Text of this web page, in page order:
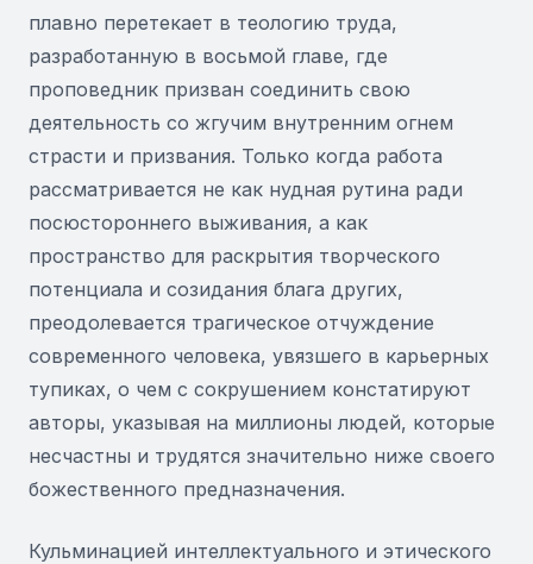
плавно перетекает в теологию труда,
разработанную в восьмой главе, где
проповедник призван соединить свою
деятельность со жгучим внутренним огнем
страсти и призвания. Только когда работа
рассматривается не как нудная рутина ради
посюстороннего выживания, а как
пространство для раскрытия творческого
потенциала и созидания блага других,
преодолевается трагическое отчуждение
современного человека, увязшего в карьерных
тупиках, о чем с сокрушением констатируют
авторы, указывая на миллионы людей, которые
несчастны и трудятся значительно ниже своего
божественного предназначения.
Кульминацией интеллектуального и этического